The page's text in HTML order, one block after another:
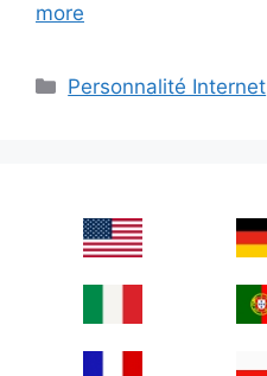
more
Categories
Personnalité Internet